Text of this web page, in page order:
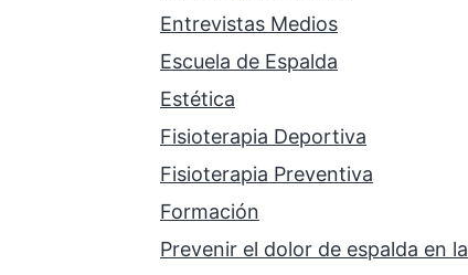
Entrevistas Medios
Escuela de Espalda
Estética
Fisioterapia Deportiva
Fisioterapia Preventiva
Formación
Prevenir el dolor de espalda en la